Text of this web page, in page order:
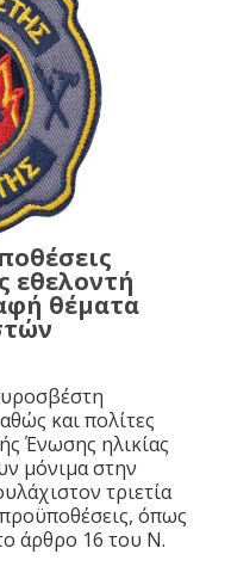
εθελοντή
θέματα
και πολίτες
Ένωσης ηλικίας
μόνιμα στην
τριετία
όπως
άρθρο 16 του N.